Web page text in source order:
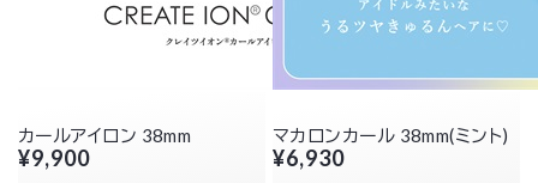
カールアイロン 38mm
¥9,900
マカロンカール 38mm(ミント)
¥6,930